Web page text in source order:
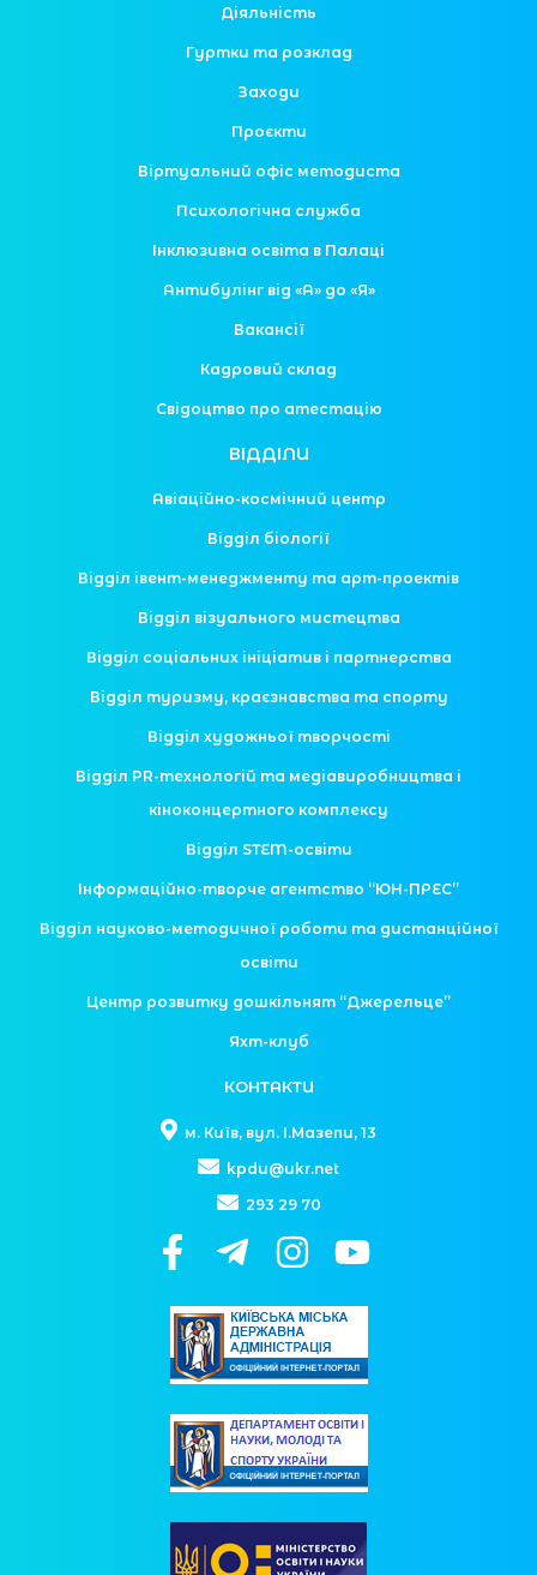
Діяльність
Гуртки та розклад
Заходи
Проєкти
Віртуальний офіс методиста
Психологічна служба
Інклюзивна освіта в Палаці
Антибулінг від «А» до «Я»
Вакансії
Кадровий склад
Свідоцтво про атестацію
ВІДДІЛИ
Авіаційно-космічний центр
Відділ біології
Відділ івент-менеджменту та арт-проектів
Відділ візуального мистецтва
Відділ соціальних ініціатив і партнерства
Відділ туризму, краєзнавства та спорту
Відділ художньої творчості
Відділ PR-технологій та медіавиробництва і
кіноконцертного комплексу
Відділ STEM-освіти
Інформаційно-творче агентство “ЮН-ПРЕС”
Відділ науково-методичної роботи та дистанційної
освіти
Центр розвитку дошкільнят “Джерельце”
Яхт-клуб
КОНТАКТИ
м. Київ, вул. І.Мазепи, 13
kpdu@ukr.net
293 29 70